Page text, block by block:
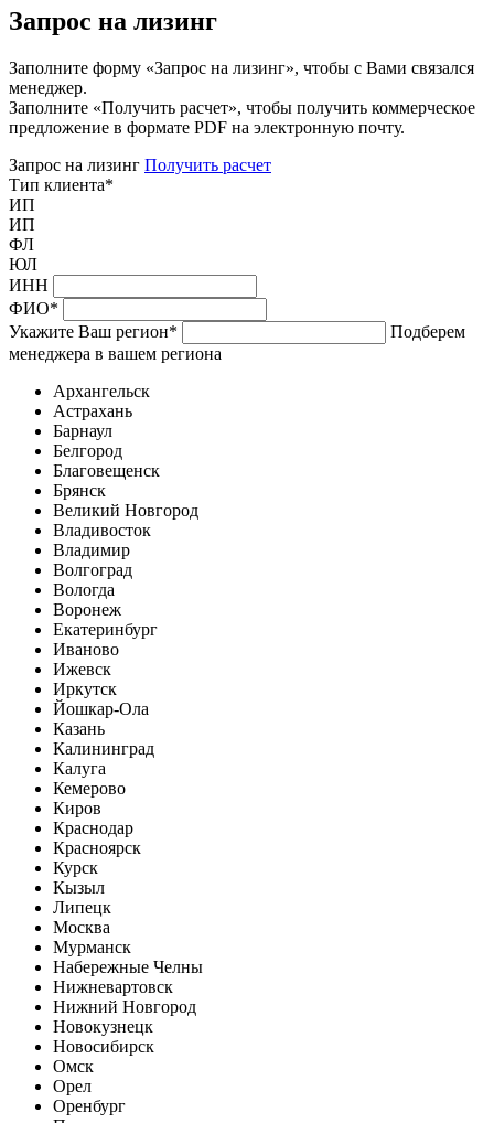
Запрос на лизинг
Заполните форму «Запрос на лизинг», чтобы с Вами связался
менеджер.
Заполните «Получить расчет», чтобы получить коммерческое
предложение в формате PDF на электронную почту.
Запрос на лизинг Получить расчет
Тип клиента*
ИП
ИП
ФЛ
ЮЛ
ИНН
ФИО*
Укажите Ваш регион*
Подберем
менеджера в вашем региона
Архангельск
Астрахань
Барнаул
Белгород
Благовещенск
Брянск
Великий Новгород
Владивосток
Владимир
Волгоград
Вологда
Воронеж
Екатеринбург
Иваново
Ижевск
Иркутск
Йошкар-Ола
Казань
Калининград
Калуга
Кемерово
Киров
Краснодар
Красноярск
Курск
Кызыл
Липецк
Москва
Мурманск
Набережные Челны
Нижневартовск
Нижний Новгород
Новокузнецк
Новосибирск
Омск
Орел
Оренбург